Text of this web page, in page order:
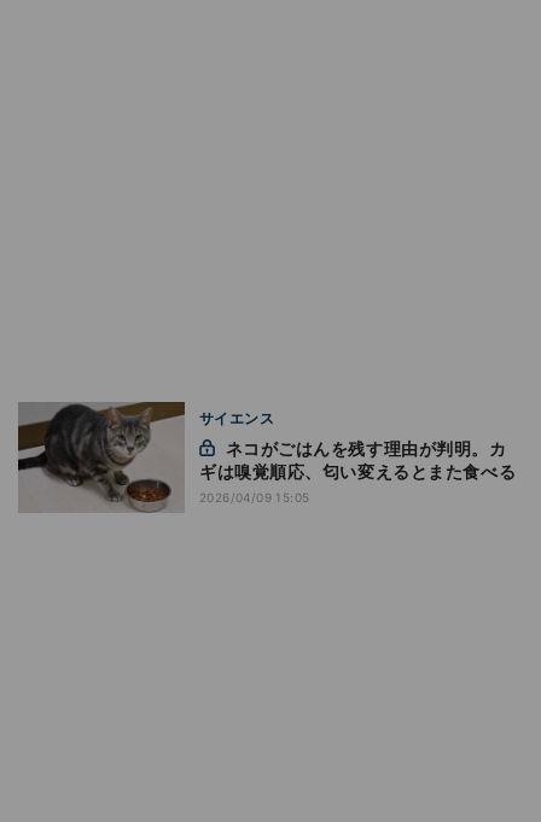
サイエンス
ギは嗅覚順応、匂い変えるとまた食べる
2026/04/09 15:05